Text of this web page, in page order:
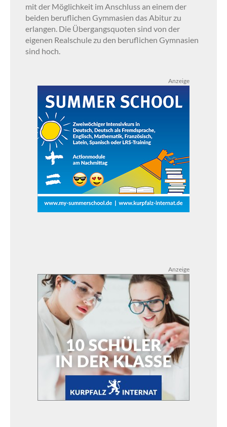
mit der Möglichkeit im Anschluss an einem der
beiden beruflichen Gymmasien das Abitur zu
erlangen. Die Übergangsquoten sind von der
eigenen Realschule zu den beruflichen Gymnasien
sind hoch.
Anzeige
Anzeige